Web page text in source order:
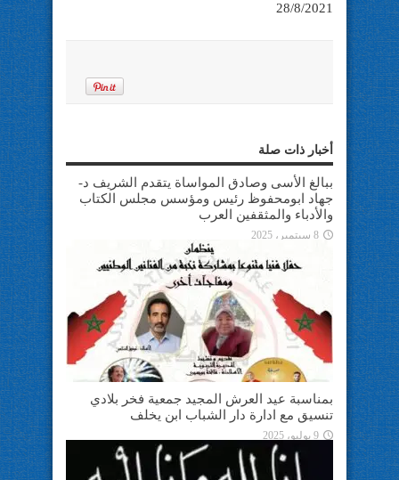
28/8/2021
أخبار ذات صلة
ببالغ الأسى وصادق المواساة يتقدم الشريف د-
جهاد ابومحفوظ رئيس ومؤسس مجلس الكتاب
والأدباء والمثقفين العرب
8 سبتمبر، 2025
بمناسبة عيد العرش المجيد جمعية فخر بلادي
تنسيق مع ادارة دار الشباب ابن يخلف
9 يوليو، 2025